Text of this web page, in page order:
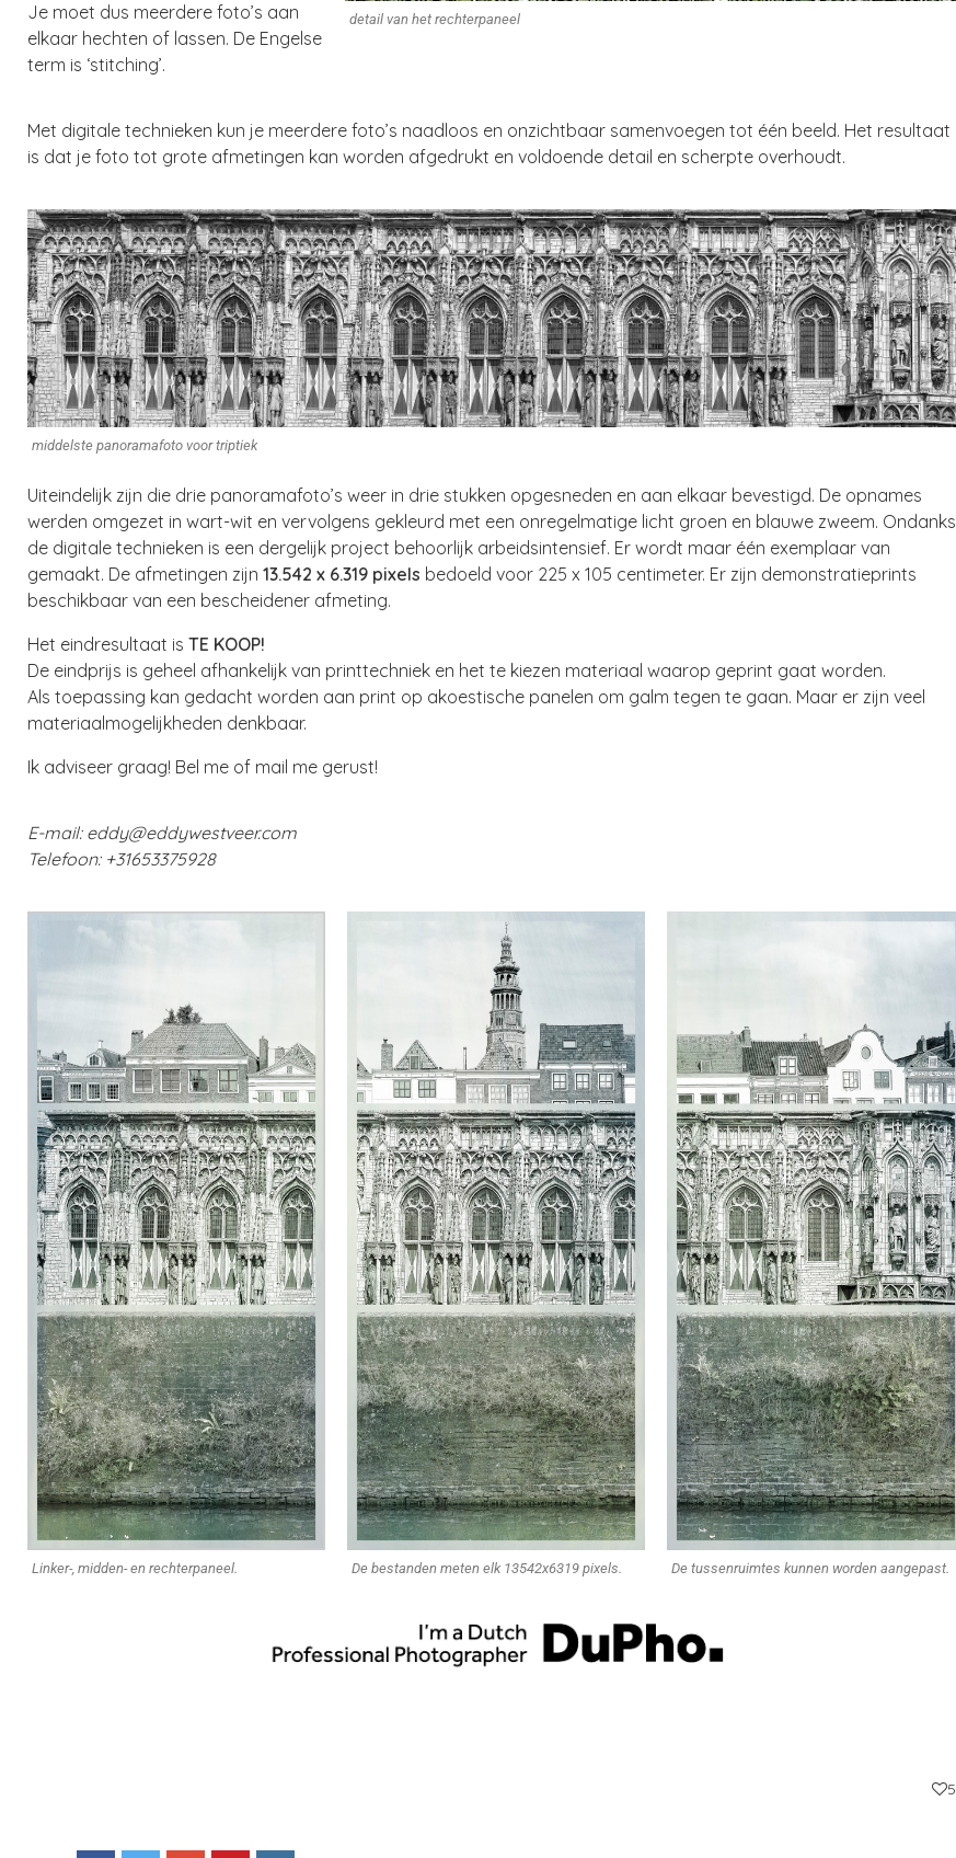
Je moet dus meerdere foto’s aan
elkaar hechten of lassen. De Engelse
term is ‘stitching’.
detail van het rechterpaneel
Met digitale technieken kun je meerdere foto’s naadloos en onzichtbaar samenvoegen tot één beeld. Het resultaat
is dat je foto tot grote afmetingen kan worden afgedrukt en voldoende detail en scherpte overhoudt.
middelste panoramafoto voor triptiek
Uiteindelijk zijn die drie panoramafoto’s weer in drie stukken opgesneden en aan elkaar bevestigd. De opnames
werden omgezet in wart-wit en vervolgens gekleurd met een onregelmatige licht groen en blauwe zweem. Ondanks
de digitale technieken is een dergelijk project behoorlijk arbeidsintensief. Er wordt maar één exemplaar van
gemaakt. De afmetingen zijn 13.542 x 6.319 pixels bedoeld voor 225 x 105 centimeter. Er zijn demonstratieprints
beschikbaar van een bescheidener afmeting.
Het eindresultaat is TE KOOP!
De eindprijs is geheel afhankelijk van printtechniek en het te kiezen materiaal waarop geprint gaat worden.
Als toepassing kan gedacht worden aan print op akoestische panelen om galm tegen te gaan. Maar er zijn veel
materiaalmogelijkheden denkbaar.
Ik adviseer graag! Bel me of mail me gerust!
E-mail: eddy@eddywestveer.com
Telefoon: +31653375928
Linker-, midden- en rechterpaneel. De bestanden meten elk 13542x6319 pixels. De tussenruimtes kunnen worden aangepast.
5